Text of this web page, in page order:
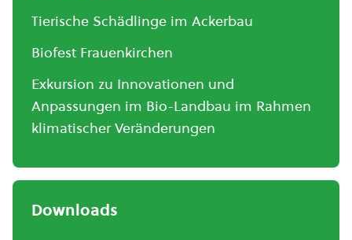
Tierische Schädlinge im Ackerbau
Biofest Frauenkirchen
Exkursion zu Innovationen und
Anpassungen im Bio-Landbau im Rahmen
klimatischer Veränderungen
Downloads